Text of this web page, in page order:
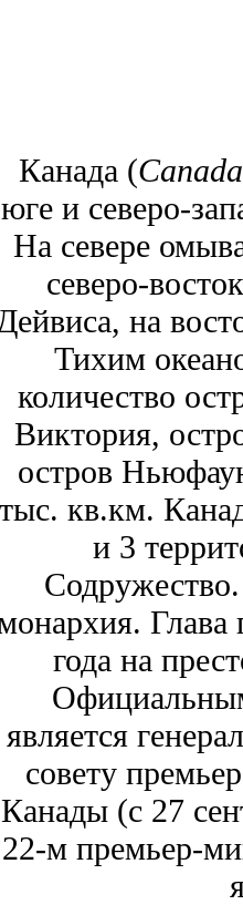
Канада (Canada
юге и северо-
На севере
северо-
на
Тихим
количество
Виктория,
остров
тыс. кв.км.
и 3
года на
является
совету
Канады (c 27
22-м премьер-